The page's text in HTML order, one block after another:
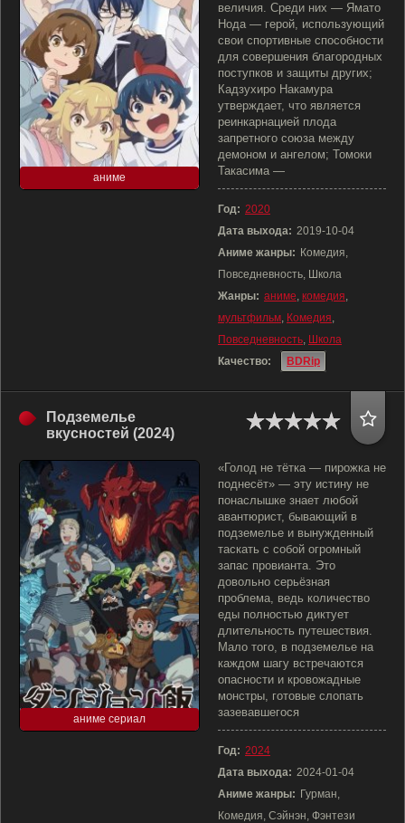
аниме
величия. Среди них — Ямато
Нода — герой, использующий
свои спортивные способности
для совершения благородных
поступков и защиты других;
Кадзухиро Накамура
утверждает, что является
реинкарнацией плода
запретного союза между
демоном и ангелом; Томоки
Такасима —
Год: 2020
Дата выхода: 2019-10-04
Аниме жанры: Комедия,
Повседневность, Школа
Жанры: аниме, комедия,
мультфильм, Комедия,
Повседневность, Школа
Качество:
BDRip
Подземелье
вкусностей (2024)
аниме сериал
«Голод не тётка — пирожка не
поднесёт» — эту истину не
понаслышке знает любой
авантюрист, бывающий в
подземелье и вынужденный
таскать с собой огромный
запас провианта. Это
довольно серьёзная
проблема, ведь количество
еды полностью диктует
длительность путешествия.
Мало того, в подземелье на
каждом шагу встречаются
опасности и кровожадные
монстры, готовые слопать
зазевавшегося
Год: 2024
Дата выхода: 2024-01-04
Аниме жанры: Гурман,
Комедия, Сэйнэн, Фэнтези